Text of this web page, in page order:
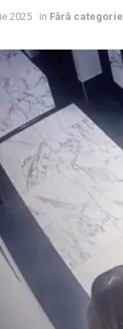
2025 in Fără categorie